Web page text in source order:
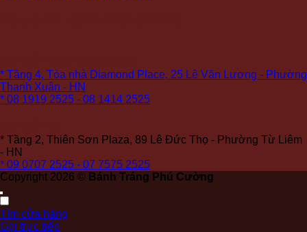
* Tầng 4, Tòa nhà Diamond Place, 25 Lê Văn Lương - Phường
Thanh Xuân - HN
* 08 1919 2525 - 08 1414 2525
* Tầng 2, Thiên Sơn Plaza, 89 Lê Đức Thọ - Phường Từ Liêm
- HN
* 09 0707 2525 - 07 7575 2525
Copyright 2026 © Bánh Tráng Phú Cường
Tìm cửa hàng
Gọi trực tiếp